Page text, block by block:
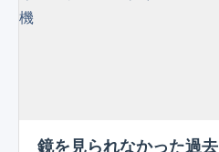
鏡を見られなかった過